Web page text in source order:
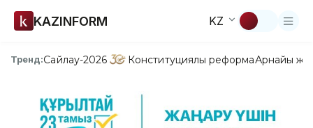
KAZINFORM KZ
Тренд:Сайлау-2026 Конституциялық реформаАрнайы